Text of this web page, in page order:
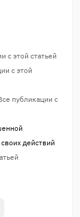
с этой статьей
с этой
публикации с
действий